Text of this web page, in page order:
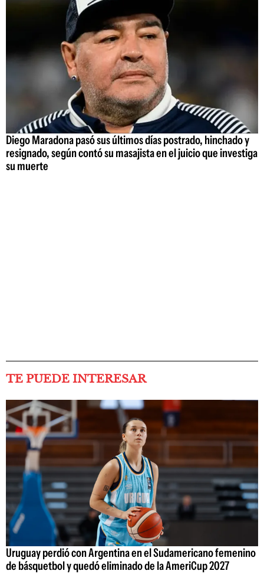
Diego Maradona pasó sus últimos días postrado, hinchado y
resignado, según contó su masajista en el juicio que investiga
su muerte
TE PUEDE INTERESAR
Uruguay perdió con Argentina en el Sudamericano femenino
de básquetbol y quedó eliminado de la AmeriCup 2027